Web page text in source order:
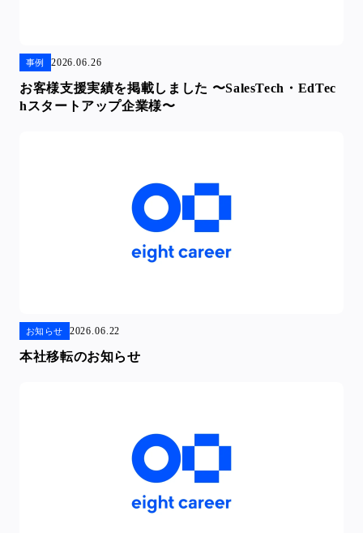
事例 2026.06.26
お客様支援実績を掲載しました 〜SalesTech・EdTec
hスタートアップ企業様〜
お知らせ 2026.06.22
本社移転のお知らせ